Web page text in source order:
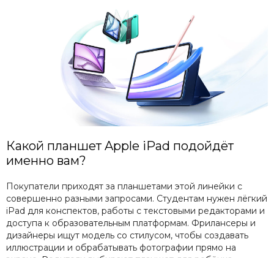
Какой планшет Apple iPad подойдёт
именно вам?
Покупатели приходят за планшетами этой линейки с
совершенно разными запросами. Студентам нужен лёгкий
iPad для конспектов, работы с текстовыми редакторами и
доступа к образовательным платформам. Фрилансеры и
дизайнеры ищут модель со стилусом, чтобы создавать
иллюстрации и обрабатывать фотографии прямо на